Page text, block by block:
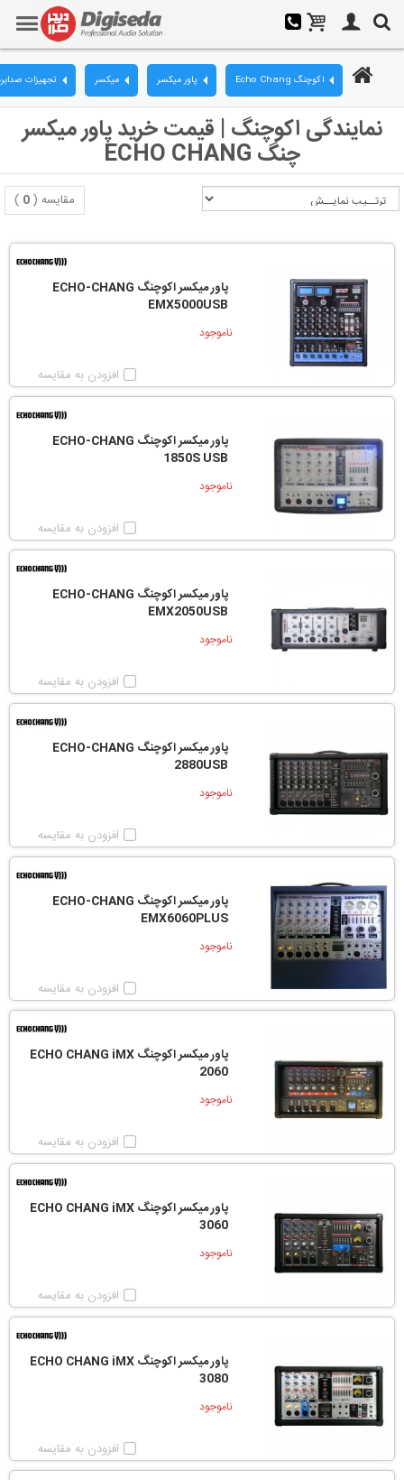
تجهیزات میکسر پاور میکسر اکوچنگ Echo Chang
نمایندگی اکوچنگ | قیمت خرید پاور میکسر
چنگ ECHO CHANG
مقایسه (0
)
پاور میکسر اکوچنگ ECHO-CHANG
EMX5000USB
ناموجود
افزودن به مقایسه
پاور میکسر اکوچنگ ECHO-CHANG
1850S USB
ناموجود
افزودن به مقایسه
پاور میکسر اکوچنگ ECHO-CHANG
EMX2050USB
ناموجود
افزودن به مقایسه
پاور میکسر اکوچنگ ECHO-CHANG
2880USB
ناموجود
افزودن به مقایسه
پاور میکسر اکوچنگ ECHO-CHANG
EMX6060PLUS
ناموجود
افزودن به مقایسه
پاور میکسر اکوچنگ ECHO CHANG iMX
2060
ناموجود
افزودن به مقایسه
پاور میکسر اکوچنگ ECHO CHANG iMX
3060
ناموجود
افزودن به مقایسه
پاور میکسر اکوچنگ ECHO CHANG iMX
3080
ناموجود
افزودن به مقایسه